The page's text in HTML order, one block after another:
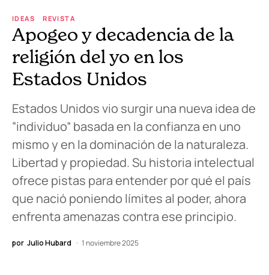
IDEAS REVISTA
Apogeo y decadencia de la
religión del yo en los
Estados Unidos
Estados Unidos vio surgir una nueva idea de
“individuo” basada en la confianza en uno
mismo y en la dominación de la naturaleza.
Libertad y propiedad. Su historia intelectual
ofrece pistas para entender por qué el país
que nació poniendo límites al poder, ahora
enfrenta amenazas contra ese principio.
por Julio Hubard 1 noviembre 2025